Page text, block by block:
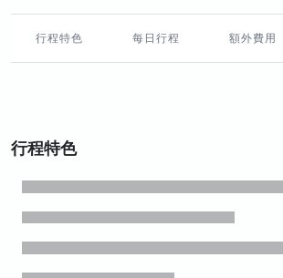
行程特色 每日行程 額外費用
行程特色